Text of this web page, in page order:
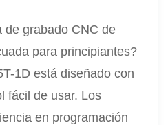
de grabado CNC de
para principiantes?
1D está diseñado con
fácil de usar. Los
en programación